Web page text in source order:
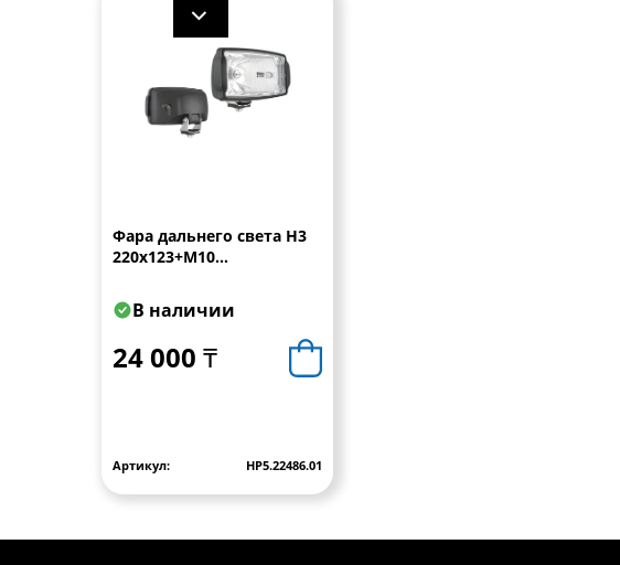
Фара дальнего света Н3
220x123+M10
м WESEM
В наличии
24 000 ₸
Артикул: HP5.22486.01